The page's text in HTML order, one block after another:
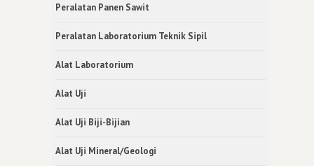
Peralatan Panen Sawit
Peralatan Laboratorium Teknik Sipil
Alat Laboratorium
Alat Uji
Alat Uji Biji-Bijian
Alat Uji Mineral/Geologi